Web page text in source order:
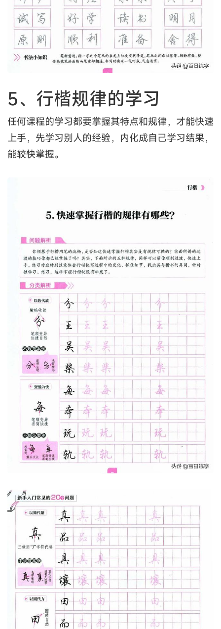
5、行楷规律的学习
任何课程的学习都要掌握其特点和规律，才能快速
上手，先学习别人的经验，内化成自己学习结果，
能较快掌握。